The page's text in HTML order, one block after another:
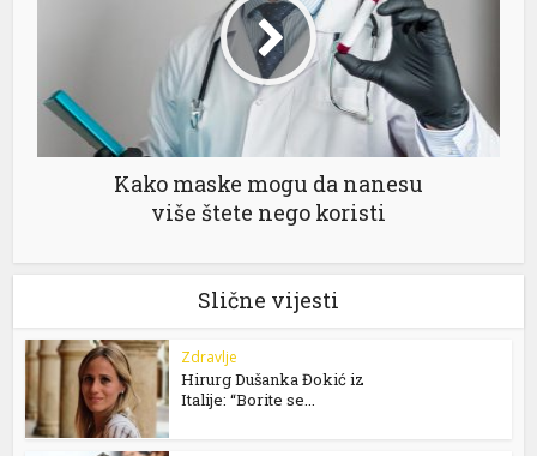
Kako maske mogu da nanesu
više štete nego koristi
Slične vijesti
Zdravlje
Hirurg Dušanka Đokić iz
Italije: “Borite se...